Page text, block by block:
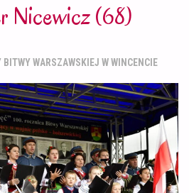
Nicewicz (68)
WARSZAWSKIEJ W WINCENCIE